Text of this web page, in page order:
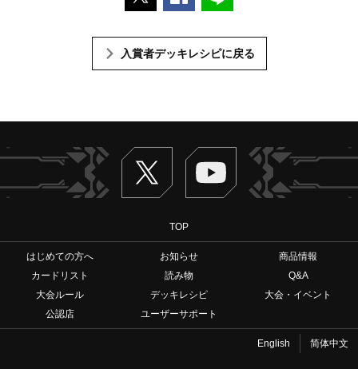
入賞者デッキレシピに戻る
Twitter ヴァンガードch
TOP
はじめての方へ お知らせ
商品情報
カードリスト
読み物
Q&A
大会ルール
デッキレシピ
大会・イベント
公認店
ユーザーサポート
English 简体中文